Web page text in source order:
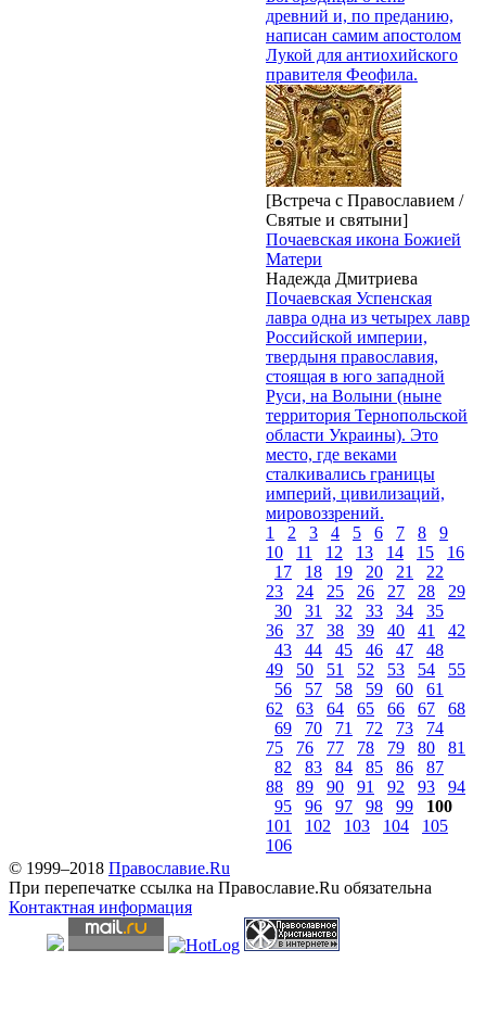
древний и, по преданию,
написан самим апостолом
Лукой для антиохийского
правителя Феофила.
[Встреча с Православием /
Святые и святыни]
Почаевская икона Божией
Матери
Надежда Дмитриева
Почаевская Успенская
лавра одна из четырех лавр
Российской империи,
твердыня православия,
стоящая в юго западной
Руси, на Волыни (ныне
территория Тернопольской
области Украины). Это
место, где веками
сталкивались границы
империй, цивилизаций,
мировоззрений.
1
2 3 4 5 6 7 8
9
10
11 12 13 14 15
16
17
18 19 20 21
22
23
24 25 26 27 28
29
30
31 32 33 34
35
36
37 38 39 40 41
42
43
44 45 46 47
48
49
50 51 52 53 54
55
56
57 58 59 60
61
62
63 64 65 66 67
68
69
70 71 72 73
74
75
76 77 78 79 80
81
82
83 84 85 86
87
88
89 90 91 92 93
94
95
96 97 98 99
100
101
102 103 104
105
106
© 1999–2018 Православие.Ru
При перепечатке ссылка на Православие.Ru обязательна
Контактная информация